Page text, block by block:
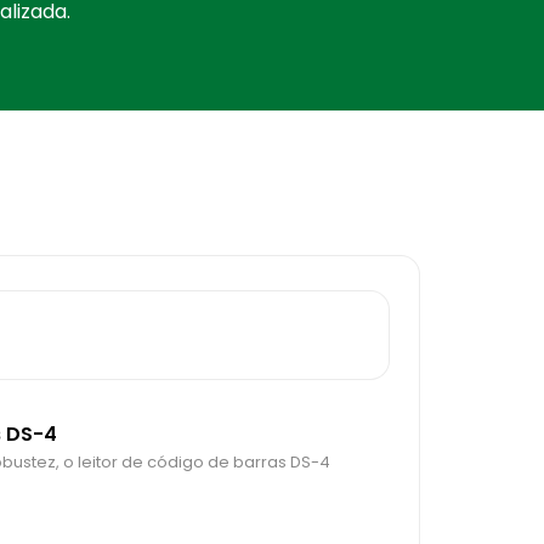
4
o leitor de código de barras DS-4